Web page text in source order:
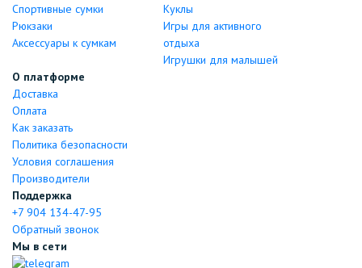
Спортивные сумки
Рюкзаки
Аксессуары к сумкам
Куклы
Игры для активного
отдыха
Игрушки для малышей
О платформе
Доставка
Оплата
Как заказать
Политика безопасности
Условия соглашения
Производители
Поддержка
+7 904 134-47-95
Обратный звонок
Мы в сети